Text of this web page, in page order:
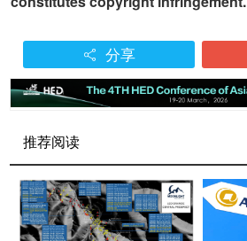
 分享
推荐阅读